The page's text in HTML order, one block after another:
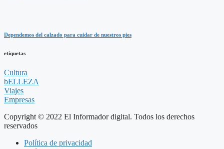
Dependemos del calzado para cuidar de nuestros pies
etiquetas
Cultura
bELLEZA
Viajes
Empresas
Copyright © 2022 El Informador digital. Todos los derechos
reservados
Política de privacidad